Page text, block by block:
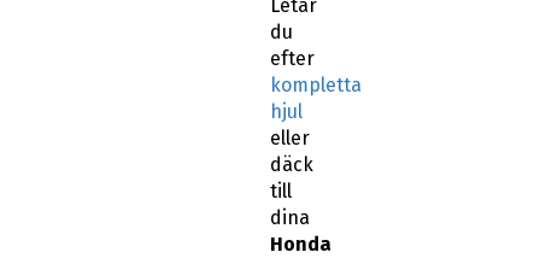
Letar
du
efter
kompletta
hjul
eller
däck
till
dina
Honda